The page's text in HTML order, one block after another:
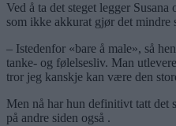
Ved å ta det steget legger
som ikke akkurat gjør det mindre
– Istedenfor «bare å male», så
tanke- og følelsesliv. Man
tror jeg kanskje kan være den
Men nå har hun definitivt tatt det
på andre siden også .